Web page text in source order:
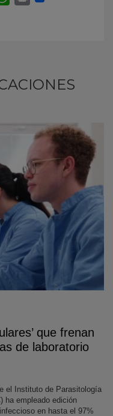
que frenan
de laboratorio
el Instituto de Parasitología
ha empleado edición
en hasta el 97%